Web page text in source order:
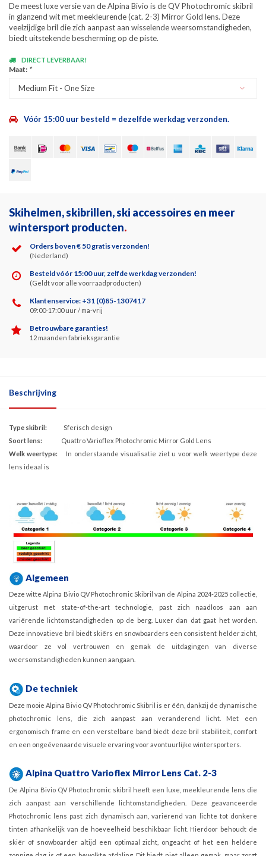
De meest luxe versie van de Alpina Bivio is de QV Photochromic skibril
in glanzend wit met meekleurende (cat. 2-3) Mirror Gold lens. Deze
veelzijdige bril die zich aanpast aan wisselende weersomstandigheden,
biedt uitstekende bescherming op de piste.
DIRECT LEVERBAAR!
Maat: *
Medium Fit - One Size
Vóór 15:00 uur besteld = dezelfde werkdag verzonden.
Skihelmen, skibrillen, ski accessoires en meer
wintersport producten.
Orders boven € 50 gratis verzonden!
(Nederland)
Besteld vóór 15:00 uur, zelfde werkdag verzonden!
(Geldt voor alle voorraadproducten)
Klantenservice: +31 (0)85-1307417
09:00-17:00 uur / ma-vrij
Betrouwbare garanties!
12 maanden fabrieksgarantie
Beschrijving
Type skibril: Sferisch design
Soort lens: Quattro Varioflex Photochromic Mirror Gold Lens
Welk weertype: In onderstaande visualisatie ziet u voor welk weertype deze
lens ideaal is
Algemeen
Deze witte Alpina Bivio QV Photochromic Skibril van de Alpina 2024-2025 collectie,
uitgerust met state-of-the-art technologie, past zich naadloos aan aan
variërende lichtomstandigheden op de berg. Luxer dan dat gaat het worden.
Deze innovatieve bril biedt skiërs en snowboarders een consistent helder zicht,
waardoor ze vol vertrouwen en gemak de uitdagingen van diverse
weersomstandigheden kunnen aangaan.
De techniek
Deze mooie Alpina Bivio QV Photochromic Skibril is er één, dankzij de dynamische
photochromic lens, die zich aanpast aan veranderend licht. Met een
ergonomisch frame en een verstelbare band biedt deze bril stabiliteit, comfort
en een ongeëvenaarde visuele ervaring voor avontuurlijke wintersporters.
Alpina Quattro Varioflex Mirror Lens Cat. 2-3
De Alpina Bivio QV Photochromic skibril heeft een luxe, meekleurende lens die
zich aanpast aan verschillende lichtomstandigheden. Deze geavanceerde
Photochromic lens past zich dynamisch aan, variërend van lichte tot donkere
tinten afhankelijk van de hoeveelheid beschikbaar licht. Hierdoor behoudt de
skiër of snowboarder altijd een optimaal zicht, ongeacht of het een heldere